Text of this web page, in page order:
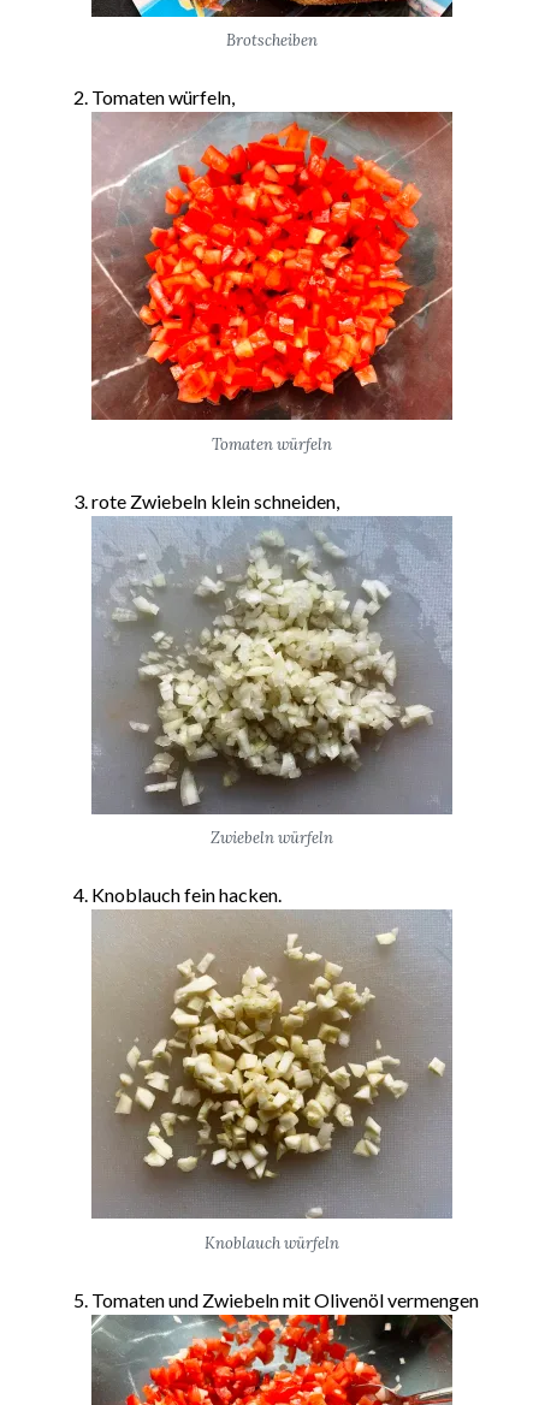
Brotscheiben
Tomaten würfeln,
Tomaten würfeln
rote Zwiebeln klein schneiden,
Zwiebeln würfeln
Knoblauch fein hacken.
Knoblauch würfeln
Tomaten und Zwiebeln mit Olivenöl vermengen